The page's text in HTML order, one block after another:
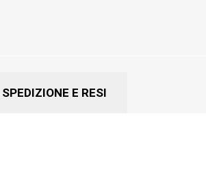
E RESI